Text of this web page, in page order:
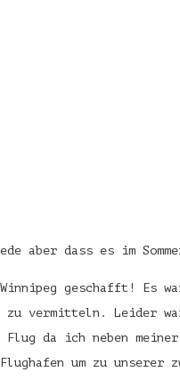
aber dass es im
geschafft!
vermitteln. Leider
da ich neben
um zu